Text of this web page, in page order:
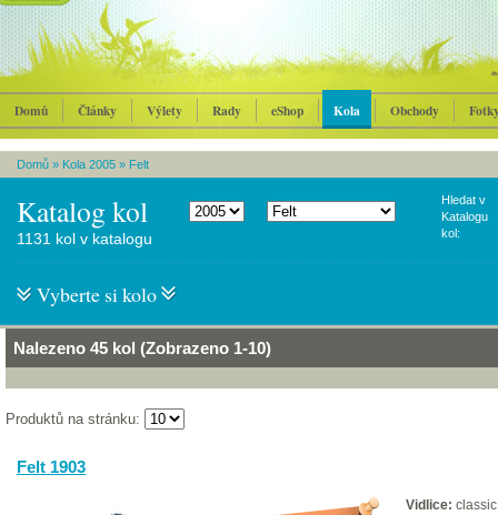
Domů Články Výlety Rady eShop Kola Obchody
Domů » Kola 2005 » Felt
Katalog kol
Hledat v
Katalogu
kol:
1131 kol v katalogu
Vyberte si kolo
Nalezeno 45 kol (Zobrazeno 1-10)
Produktů na stránku:
Felt 1903
Vidlice: